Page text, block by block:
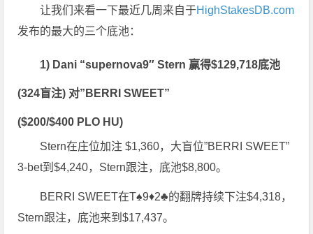
让我们来看一下最近几周来自于HighStakesDB.com
发布的最大的三个底池：
1) Dani “supernova9″ Stern 赢得$129,718底池
(324盲注) 对”BERRI SWEET”
($200/$400 PLO HU)
Stern在庄位加注 $1,360，大盲位”BERRI SWEET”
3-bet到$4,240，Stern跟注，底池$8,800。
BERRI SWEET在T♠9♦2♣的翻牌持续下注$4,318，
Stern跟注，底池来到$17,437。